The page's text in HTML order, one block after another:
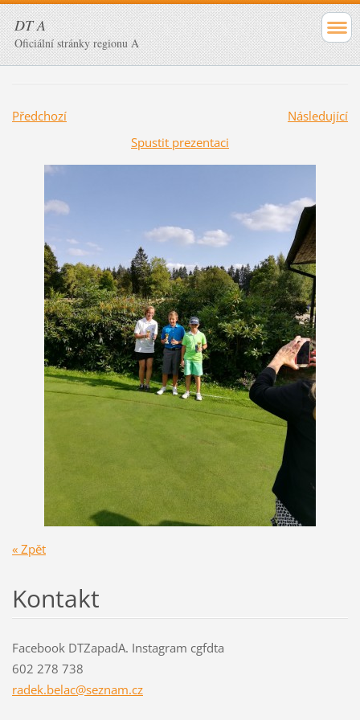
DT A
Oficiální stránky regionu A
Předchozí
Následující
Spustit prezentaci
« Zpět
Kontakt
Facebook DTZapadA. Instagram cgfdta
602 278 738
radek.belac@seznam.cz